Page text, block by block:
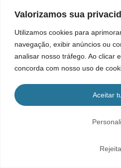
Valorizamos sua
Utilizamos cookies para
navegação, exibir anúncios ou
analisar nosso tráfego. Ao clicar
concorda com nosso uso de
Aceitar